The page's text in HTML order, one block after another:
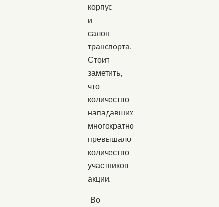
корпус
и
салон
транспорта.
Стоит
заметить,
что
количество
нападавших
многократно
превышало
количество
участников
акции.
Во